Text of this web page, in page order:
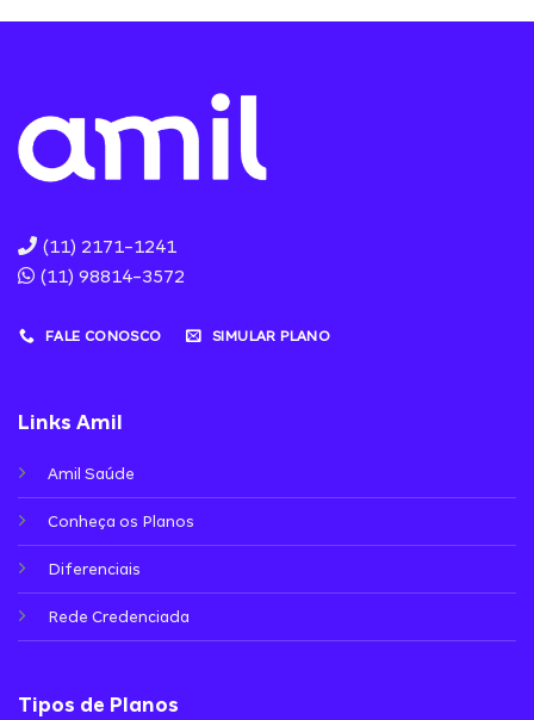
(11) 2171-1241
(11) 98814-3572
FALE CONOSCO SIMULAR PLANO
Links Amil
Amil Saúde
Conheça os Planos
Diferenciais
Rede Credenciada
Tipos de Planos